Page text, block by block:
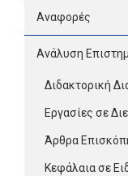
Αναφορές
Ανάλυση
Διδακτορική
Εργασίες σε
Άρθρα
Κεφάλαια σε